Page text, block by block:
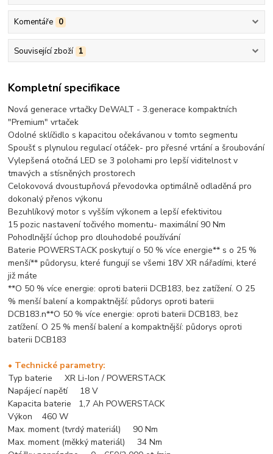
Komentáře 0
Související zboží 1
Kompletní specifikace
Nová generace vrtačky DeWALT - 3.generace kompaktních
"Premium" vrtaček
Odolné sklíčidlo s kapacitou očekávanou v tomto segmentu
Spoušť s plynulou regulací otáček- pro přesné vrtání a šroubování
Vylepšená otočná LED se 3 polohami pro lepší viditelnost v
tmavých a stísněných prostorech
Celokovová dvoustupňová převodovka optimálně odladěná pro
dokonalý přenos výkonu
Bezuhlíkový motor s vyšším výkonem a lepší efektivitou
15 pozic nastavení točivého momentu- maximální 90 Nm
Pohodlnější úchop pro dlouhodobé používání
Baterie POWERSTACK poskytují o 50 % více energie** s o 25 %
menší** půdorysu, které fungují se všemi 18V XR nářadími, které
již máte
**O 50 % více energie: oproti baterii DCB183, bez zatížení. O 25
% menší balení a kompaktnější: půdorys oproti baterii
DCB183.n**O 50 % více energie: oproti baterii DCB183, bez
zatížení. O 25 % menší balení a kompaktnější: půdorys oproti
baterii DCB183
• Technické parametry:
Typ baterie XR Li-Ion / POWERSTACK
Napájecí napětí 18 V
Kapacita baterie 1,7 Ah POWERSTACK
Výkon 460 W
Max. moment (tvrdý materiál) 90 Nm
Max. moment (měkký materiál) 34 Nm